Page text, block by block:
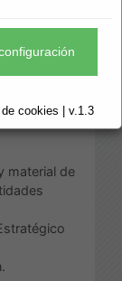
cookies | v.1.3
material de